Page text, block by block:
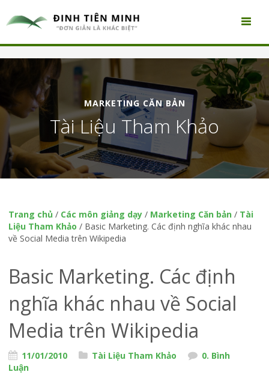
MARKETING CĂN BẢN
Tài Liệu Tham Khảo
Trang chủ / Các môn giảng dạy/ Marketing Căn bản / Tài
Liệu Tham Khảo / Basic Marketing. Các định nghĩa khác nhau
về Social Media trên Wikipedia
Basic Marketing. Các định
nghĩa khác nhau về Social
Media trên Wikipedia
11/01/2010 Tài Liệu Tham Khảo
0. Bình
Luận